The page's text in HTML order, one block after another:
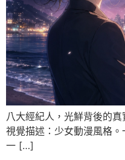
八大經紀人，光鮮背後的
視覺描述：少女動漫風格
一 […]